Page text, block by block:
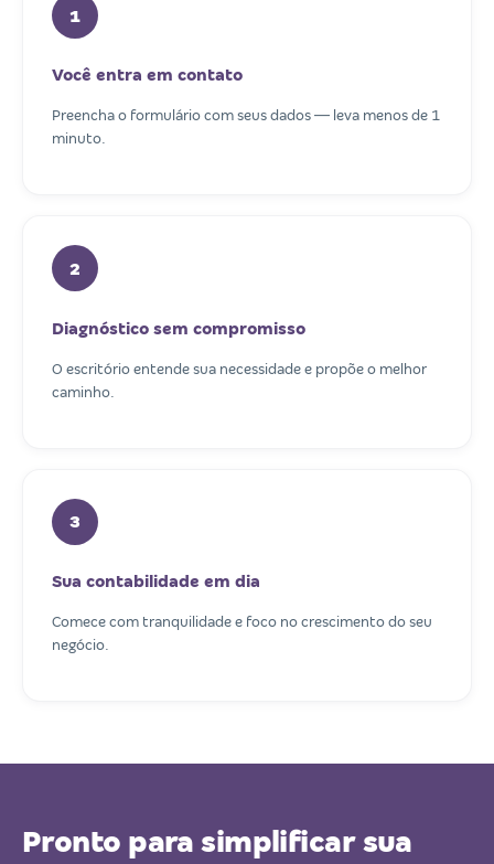
1
Você entra em contato
Preencha o formulário com seus dados — leva menos de 1
minuto.
2
Diagnóstico sem compromisso
O escritório entende sua necessidade e propõe o melhor
caminho.
3
Sua contabilidade em dia
Comece com tranquilidade e foco no crescimento do seu
negócio.
Pronto para simplificar sua